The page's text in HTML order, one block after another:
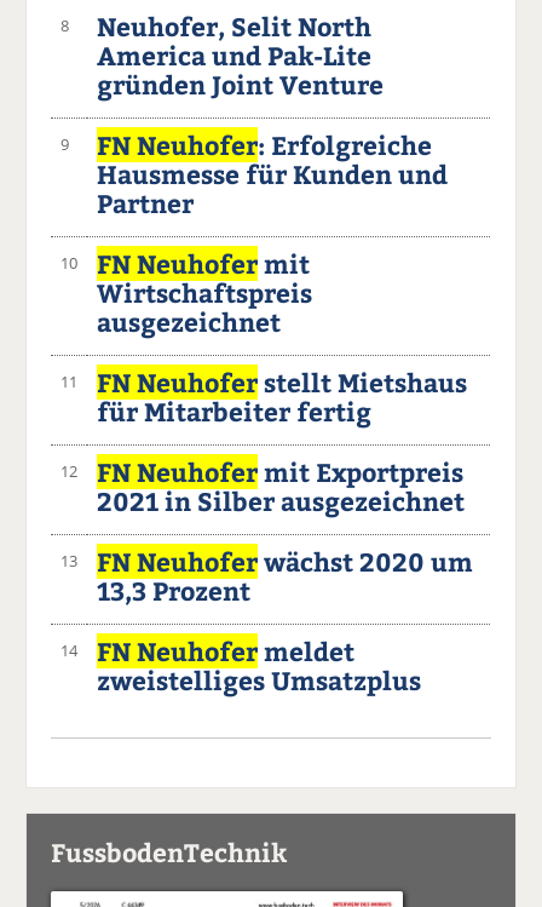
8
Neuhofer, Selit North
America und Pak-Lite
gründen Joint Venture
9 FN Neuhofer: Erfolgreiche
Hausmesse für Kunden und
Partner
10 FN Neuhofermit
Wirtschaftspreis
ausgezeichnet
11 FN Neuhoferstellt Mietshaus
für Mitarbeiter fertig
12 FN Neuhofermit Exportpreis
2021 in Silber ausgezeichnet
13 FN Neuhoferwächst 2020 um
13,3 Prozent
14 FN Neuhofermeldet
zweistelliges Umsatzplus
FussbodenTechnik